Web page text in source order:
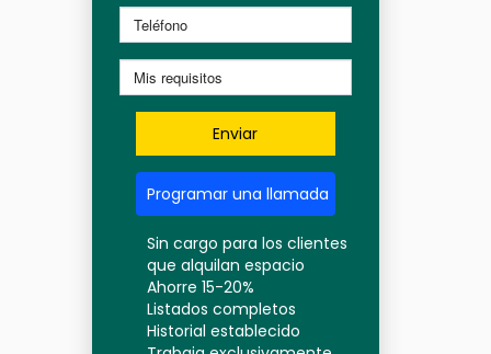
Enviar
Programar una llamada
Sin cargo para los clientes
que alquilan espacio
Ahorre 15-20%
Listados completos
Historial establecido